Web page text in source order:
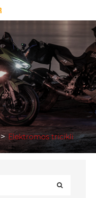
Elektromos tricikli